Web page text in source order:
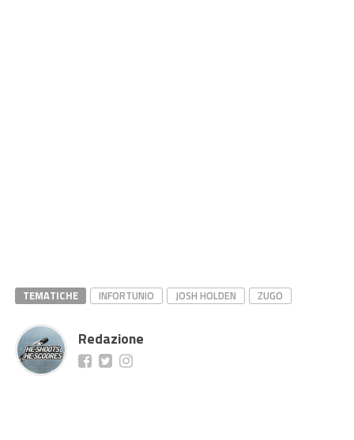
TEMATICHE INFORTUNIO JOSH HOLDEN ZUGO
Redazione